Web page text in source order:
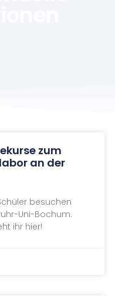
zum
an der
besuchen
Uni-Bochum.
ihr hier!